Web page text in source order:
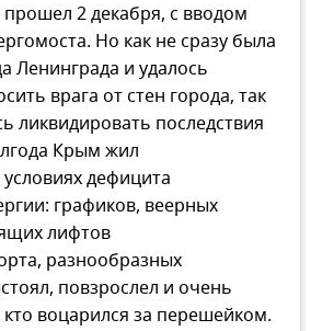
2 декабря, с вводом
Но как не сразу была
Ленинграда и удалось
врага от стен города, так
ликвидировать последствия
Крым жил
дефицита
графиков, веерных
лифтов
разнообразных
повзрослел и очень
воцарился за перешейком.